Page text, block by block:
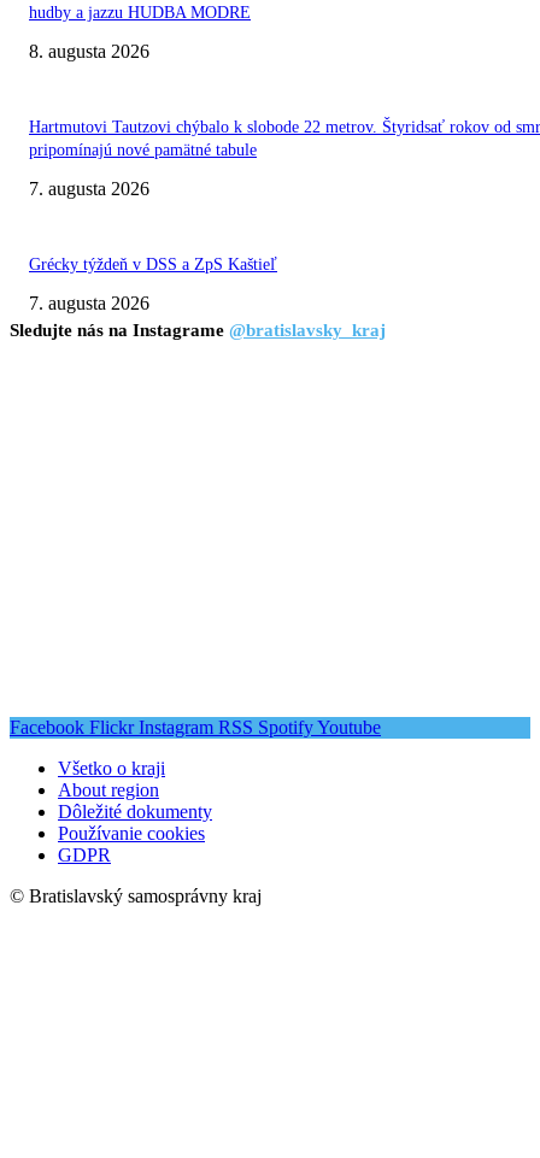
hudby a jazzu HUDBA MODRE
8. augusta 2026
Hartmutovi Tautzovi chýbalo k slobode 22 metrov. Štyridsať rokov od
pripomínajú nové pamätné tabule
7. augusta 2026
Grécky týždeň v DSS a ZpS Kaštieľ
7. augusta 2026
Sledujte nás na Instagrame @bratislavsky_kraj
Facebook Flickr Instagram RSS SpotifyYoutube
Všetko o kraji
About region
Dôležité dokumenty
Používanie cookies
GDPR
© Bratislavský samosprávny kraj